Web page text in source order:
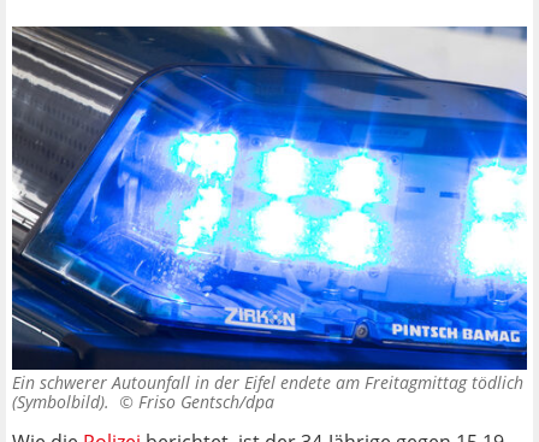
Ein schwerer Autounfall in der Eifel endete am Freitagmittag tödlich
(Symbolbild). © Friso Gentsch/dpa